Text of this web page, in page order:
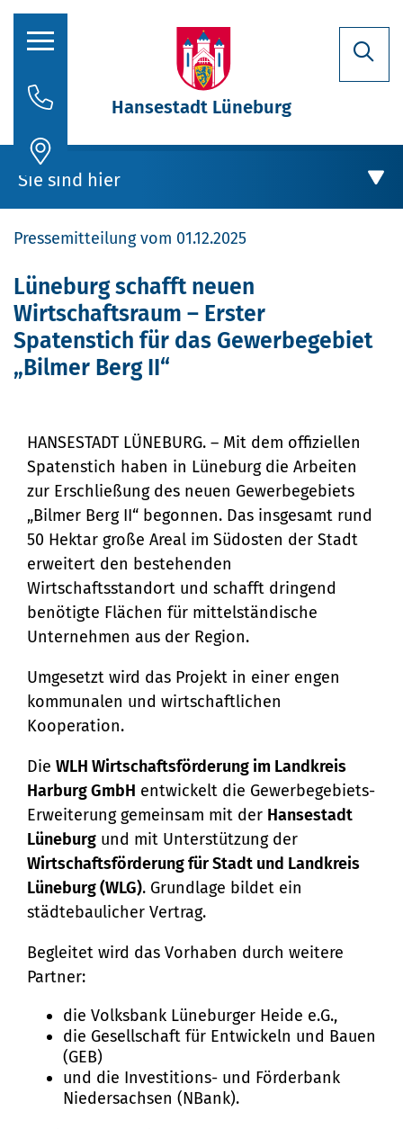
Aktuelles
Stadtporträt
Oberbürgermeisterin
Politik
Verwaltung
Stellenausschreibungen
Bürgerservice
Bürgeramt
Online-Dienste
Rückrufformular
Sag's uns einfach
Klimaschutz und Umwelt
Klimaschutz
Klimaanpassung
Grünes Lüneburg
Umwelt
Nachhaltigkeit
Bauen und Mobilität
Stadtentwicklung
Straßen- und
Denkmalschutz
Mobilität
Sanierungsgebiete
Wohnen
Kultur und Freizeit
Kulturhäuser und
Bibliotheken
Kulturreferat
Sport
Stadtarchiv
Tourismus
Veranstaltungskalender
(Metropolregion HH)
Gesellschaft, Soziales und
Bildung
Soziales
Familie und Betreuung
Stadtteilarbeit
Bürger:innenbeteiligung
Ehrenamt
Sicherheit und Ordnung
Ordnungsamt
Schiedsamt
Ortsrecht
Straßenreinigung und
Winterdienst
Telefon:
04131 - 309-0
E-Mail:
stadt@stadt.lueneburg.de
Anschrift:
Am Ochsenmarkt 1
21335 Lüneburg
Hansestadt Lüneburg
Sie sind hier
Rathaus
Aktuelles
„Bilmer Berg II“
Pressemitteilung vom 01.12.2025
Lüneburg schafft neuen
Wirtschaftsraum – Erster
Spatenstich für das Gewerbegebiet
„Bilmer Berg II“
HANSESTADT LÜNEBURG. – Mit dem offiziellen
Spatenstich haben in Lüneburg die Arbeiten
zur Erschließung des neuen Gewerbegebiets
„Bilmer Berg II“ begonnen. Das insgesamt rund
50 Hektar große Areal im Südosten der Stadt
erweitert den bestehenden
Wirtschaftsstandort und schafft dringend
benötigte Flächen für mittelständische
Unternehmen aus der Region.
Umgesetzt wird das Projekt in einer engen
kommunalen und wirtschaftlichen
Kooperation.
Die WLH Wirtschaftsförderung im Landkreis
Harburg GmbH entwickelt die Gewerbegebiets-
Erweiterung gemeinsam mit der Hansestadt
Lüneburg und mit Unterstützung der
Wirtschaftsförderung für Stadt und Landkreis
Lüneburg (WLG). Grundlage bildet ein
städtebaulicher Vertrag.
Begleitet wird das Vorhaben durch weitere
Partner:
die Volksbank Lüneburger Heide e.G.,
die Gesellschaft für Entwickeln und Bauen
(GEB)
und die Investitions- und Förderbank
Niedersachsen (NBank).